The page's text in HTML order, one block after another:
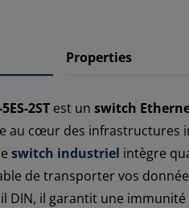
Properties
2ST est un switch
au cœur des infrastructures
switch industriel intègre
de transporter vos
DIN, il garantit une